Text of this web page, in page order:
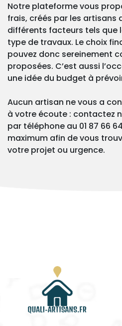
Notre plateforme vous
frais, créés par les artisans
différents facteurs tels que
type de travaux. Le choix
pouvez donc sereinement
proposées. C’est aussi
une idée du budget à
Aucun artisan ne vous a
à votre écoute : contactez
par téléphone au 01 87 66
maximum afin de vous
votre projet ou urgence.